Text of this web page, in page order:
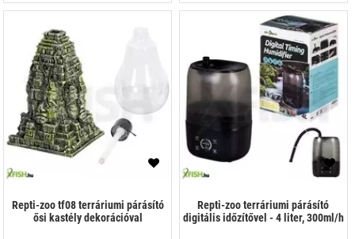
Repti-zoo tf08 terráriumi párásító
ősi kastély dekorációval
Repti-zoo terráriumi párásító
digitális időzítővel - 4 liter, 300ml/h